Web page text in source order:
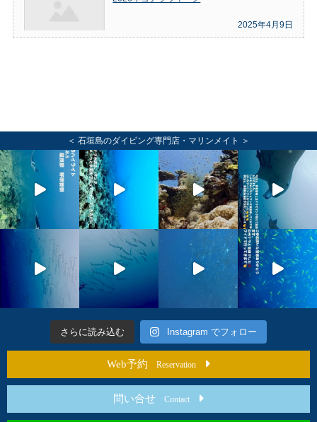
2025年4月9日
＜ 石垣島のダイビング専門店・マリンメイト ＞
さらに読み込む Instagram でフォロー
Web予約 Reservation
問い合せ Contact